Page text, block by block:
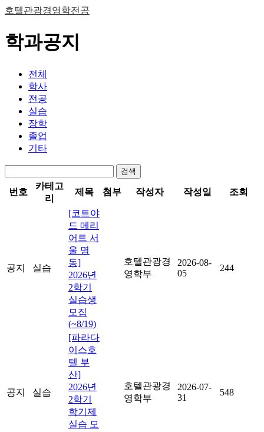
호텔관광경영학전공
학과공지
전체
학사
전공
실습
장학
졸업
기타
검색
번호
카테고
리
제목 첨부 작성자 작성일 조회
공지 실습
[코트야
드 메리
어트 서
울 명
동]
2026년
2학기
실습생
모집
(~8/19)
호텔관광경
영학부
2026-08-
05
244
공지 실습
[파라다
이스호
텔 부
산]
2026년
2학기
학기제
실습 모
호텔관광경
영학부
2026-07-
31
548